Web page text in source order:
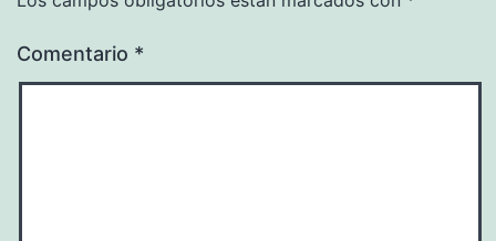
Comentario *